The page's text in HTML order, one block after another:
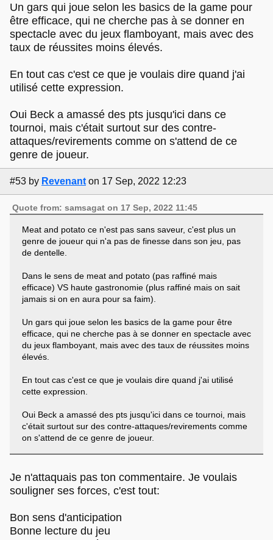
Un gars qui joue selon les basics de la game pour
être efficace, qui ne cherche pas à se donner en
spectacle avec du jeux flamboyant, mais avec des
taux de réussites moins élevés.
En tout cas c'est ce que je voulais dire quand j'ai
utilisé cette expression.
Oui Beck a amassé des pts jusqu'ici dans ce
tournoi, mais c'était surtout sur des contre-
attaques/revirements comme on s'attend de ce
genre de joueur.
#53 by Revenant on 17 Sep, 2022 12:23
Quote from: samsagat on 17 Sep, 2022 11:45
Meat and potato ce n'est pas sans saveur, c'est plus un
genre de joueur qui n'a pas de finesse dans son jeu, pas
de dentelle.
Dans le sens de meat and potato (pas raffiné mais
efficace) VS haute gastronomie (plus raffiné mais on sait
jamais si on en aura pour sa faim).
Un gars qui joue selon les basics de la game pour être
efficace, qui ne cherche pas à se donner en spectacle avec
du jeux flamboyant, mais avec des taux de réussites moins
élevés.
En tout cas c'est ce que je voulais dire quand j'ai utilisé
cette expression.
Oui Beck a amassé des pts jusqu'ici dans ce tournoi, mais
c'était surtout sur des contre-attaques/revirements comme
on s'attend de ce genre de joueur.
Je n'attaquais pas ton commentaire. Je voulais
souligner ses forces, c'est tout:
Bon sens d'anticipation
Bonne lecture du jeu